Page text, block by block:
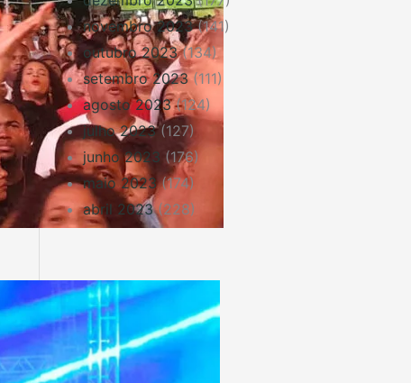
novembro 2023(141)
outubro 2023(134)
setembro 2023(111)
agosto 2023(124)
julho 2023(127)
junho 2023 (176)
maio 2023(174)
abril 2023(228)